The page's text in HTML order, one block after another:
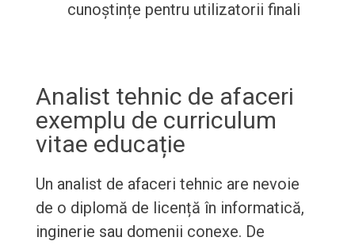
cunoștințe pentru utilizatorii finali
Analist tehnic de afaceri
exemplu de curriculum
vitae educație
Un analist de afaceri tehnic are nevoie
de o diplomă de licență în informatică,
inginerie sau domenii conexe. De